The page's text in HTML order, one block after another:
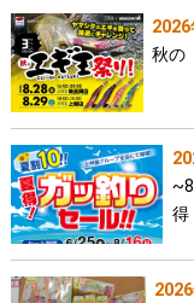
2026
秋の
得